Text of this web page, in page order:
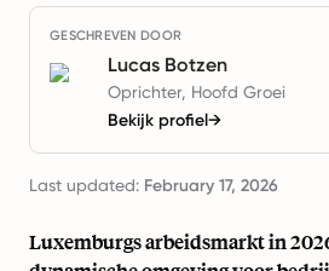
GESCHREVEN DOOR
Lucas Botzen
Oprichter, Hoofd Groei
Bekijk profiel→
Last updated: February 17, 2026
Luxemburgs arbeidsmarkt in